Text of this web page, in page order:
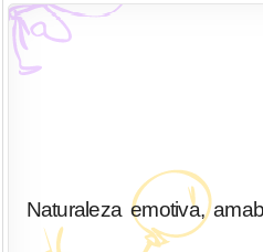
Naturaleza emotiva,